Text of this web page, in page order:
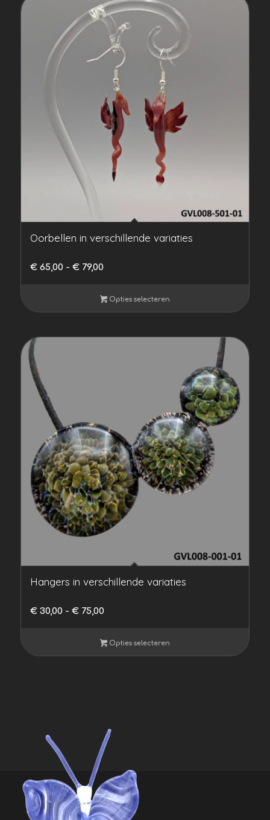
Oorbellen in verschillende variaties
€65,00 - €79,00Prijsklasse:
tot
Opties selecteren
Hangers in verschillende variaties
€30,00 - €75,00Prijsklasse:
tot
Opties selecteren